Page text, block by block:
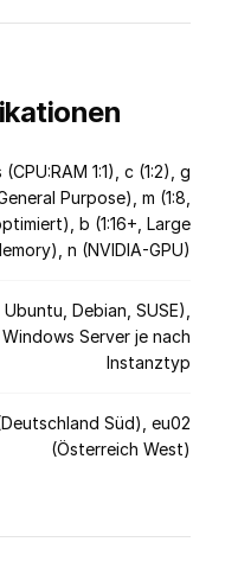
1:1), c (1:2), g
Purpose), m (1:8,
b (1:16+, Large
n (NVIDIA-GPU)
Debian, SUSE),
Windows Server je nach
Instanztyp
Süd), eu02
(Österreich West)